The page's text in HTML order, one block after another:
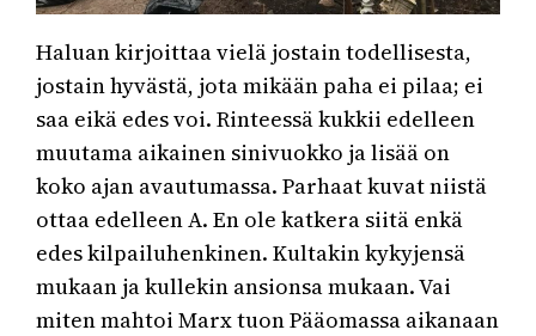
Haluan kirjoittaa vielä jostain todellisesta,
jostain hyvästä, jota mikään paha ei pilaa; ei
saa eikä edes voi. Rinteessä kukkii edelleen
muutama aikainen sinivuokko ja lisää on
koko ajan avautumassa. Parhaat kuvat niistä
ottaa edelleen A. En ole katkera siitä enkä
edes kilpailuhenkinen. Kultakin kykyjensä
mukaan ja kullekin ansionsa mukaan. Vai
miten mahtoi Marx tuon Pääomassa aikanaan